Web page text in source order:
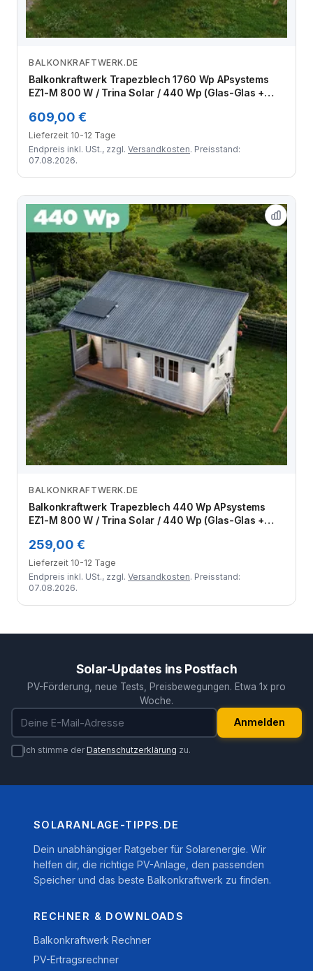
Zum Angebot
BALKONKRAFTWERK.DE
Balkonkraftwerk Trapezblech 1760 Wp APsystems
EZ1-M 800 W / Trina Solar / 440 Wp (Glas-Glas +
4 Module
609,00 €
Lieferzeit 10-12 Tage
Endpreis inkl. USt., zzgl. Versandkosten. Preisstand:
07.08.2026.
Zum Angebot
BALKONKRAFTWERK.DE
Balkonkraftwerk Trapezblech 440 Wp APsystems
EZ1-M 800 W / Trina Solar / 440 Wp (Glas-Glas +
Modul
259,00 €
Lieferzeit 10-12 Tage
Endpreis inkl. USt., zzgl. Versandkosten. Preisstand:
07.08.2026.
Solar-Updates ins Postfach
PV-Förderung, neue Tests, Preisbewegungen. Etwa 1x pro
Woche.
E-Mail-Adresse
Anmelden
Ich stimme derDatenschutzerklärung zu.
SOLARANLAGE-TIPPS.DE
Dein unabhängiger Ratgeber für Solarenergie. Wir
helfen dir, die richtige PV-Anlage, den passenden
Speicher und das beste Balkonkraftwerk zu finden.
RECHNER & DOWNLOADS
Balkonkraftwerk Rechner
PV-Ertragsrechner